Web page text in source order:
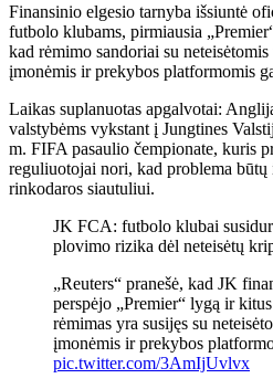
Finansinio elgesio tarnyba išsiuntė
futbolo klubams, pirmiausia
kad rėmimo sandoriai su
įmonėmis ir prekybos platformomis
Laikas suplanuotas apgalvotai:
valstybėms vykstant į Jungtines
m. FIFA pasaulio čempionate, kuris
reguliuotojai nori, kad problema būtų
rinkodaros siautuliui.
JK FCA: futbolo klubai
plovimo rizika dėl neteisėtų
„Reuters“ pranešė, kad JK
perspėjo „Premier“ lygą ir
rėmimas yra susijęs su
įmonėmis ir prekybos
pic.twitter.com/3AmIjUvlvx